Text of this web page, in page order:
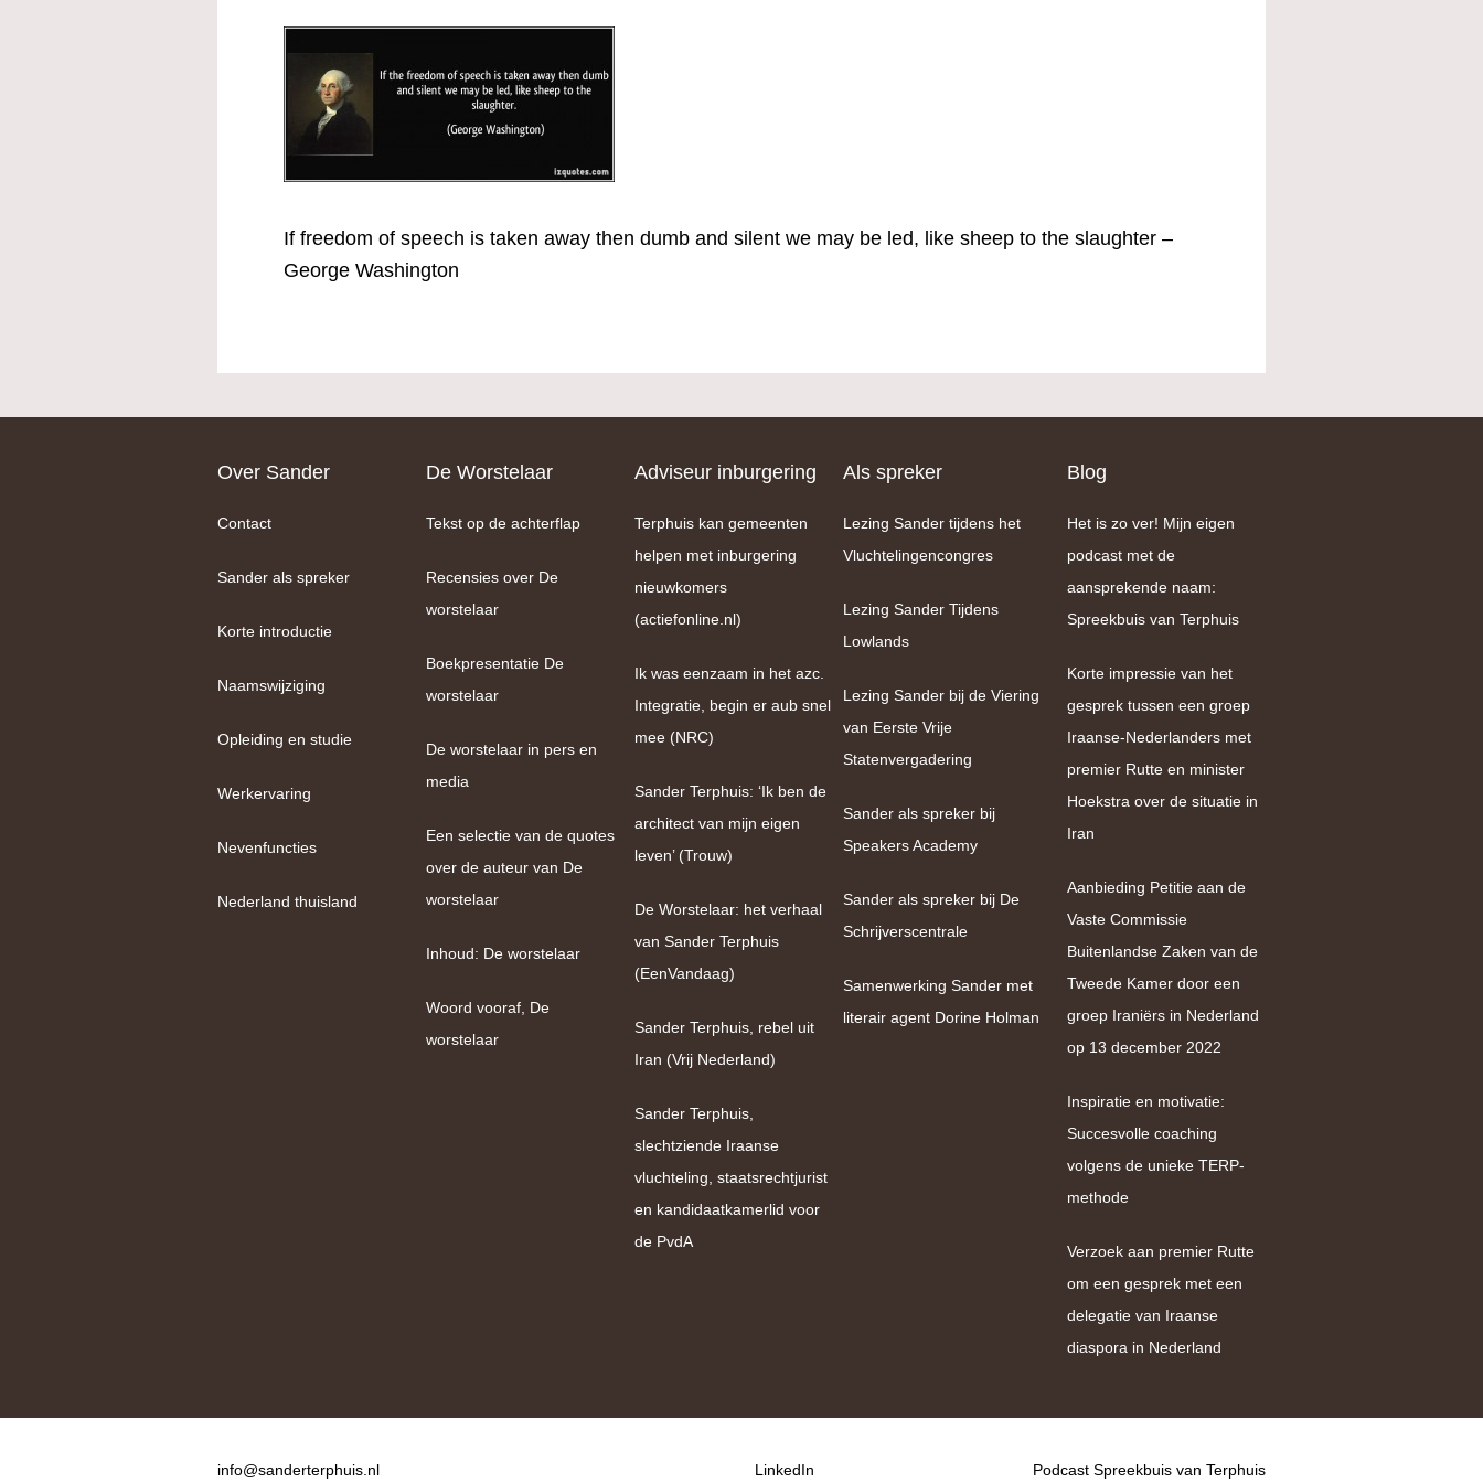
If freedom of speech is taken away then dumb and silent we may be led, like sheep to the slaughter –
George Washington
Over Sander
Contact
Sander als spreker
Korte introductie
Naamswijziging
Opleiding en studie
Werkervaring
Nevenfuncties
Nederland thuisland
De Worstelaar
Tekst op de achterflap
Recensies over De
worstelaar
Boekpresentatie De
worstelaar
De worstelaar in pers en
media
Een selectie van de quotes
over de auteur van De
worstelaar
Inhoud: De worstelaar
Woord vooraf, De
worstelaar
Adviseur inburgering
Terphuis kan gemeenten
helpen met inburgering
nieuwkomers
(actiefonline.nl)
Ik was eenzaam in het azc.
Integratie, begin er aub snel
mee (NRC)
Sander Terphuis: ‘Ik ben de
architect van mijn eigen
leven’ (Trouw)
De Worstelaar: het verhaal
van Sander Terphuis
(EenVandaag)
Sander Terphuis, rebel uit
Iran (Vrij Nederland)
Sander Terphuis,
slechtziende Iraanse
vluchteling, staatsrechtjurist
en kandidaatkamerlid voor
de PvdA
Als spreker
Lezing Sander tijdens het
Vluchtelingencongres
Lezing Sander Tijdens
Lowlands
Lezing Sander bij de Viering
van Eerste Vrije
Statenvergadering
Sander als spreker bij
Speakers Academy
Sander als spreker bij De
Schrijverscentrale
Samenwerking Sander met
literair agent Dorine Holman
Blog
Het is zo ver! Mijn eigen
podcast met de
aansprekende naam:
Spreekbuis van Terphuis
Korte impressie van het
gesprek tussen een groep
Iraanse-Nederlanders met
premier Rutte en minister
Hoekstra over de situatie in
Iran
Aanbieding Petitie aan de
Vaste Commissie
Buitenlandse Zaken van de
Tweede Kamer door een
groep Iraniërs in Nederland
op 13 december 2022
Inspiratie en motivatie:
Succesvolle coaching
volgens de unieke TERP-
methode
Verzoek aan premier Rutte
om een gesprek met een
delegatie van Iraanse
diaspora in Nederland
Contact
info@sanderterphuis.nl LinkedIn Podcast Spreekbuis van Terphuis